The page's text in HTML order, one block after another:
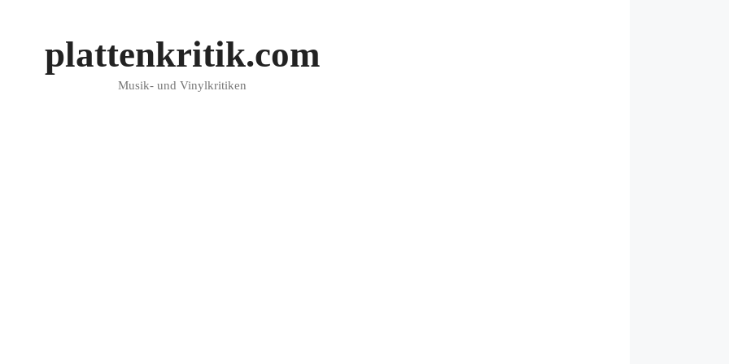
plattenkritik.com
Musik- und Vinylkritiken